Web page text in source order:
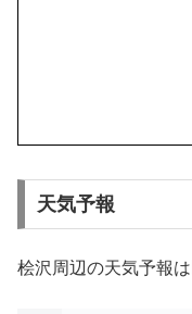
天気予報
桧沢周辺の天気予報